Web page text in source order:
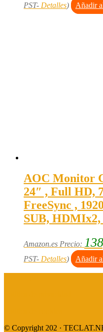
PST- Detalles) Añadir
AOC Monitor
24″ , Full HD,
FreeSync ,
SUB,
Amazon.es Precio:
PST- Detalles) Añadir
© Copyright 202 ·